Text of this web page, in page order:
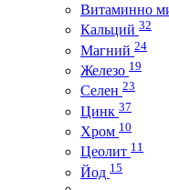
Витаминно
Кальций 32
Магний 24
Железо 19
Селен 23
Цинк 37
Хром 10
Цеолит 11
Йод 15